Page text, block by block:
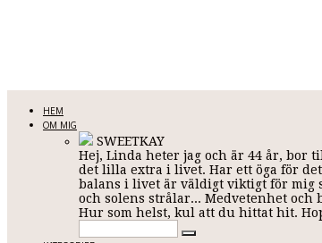
HEM
OM MIG
SWEETKAY
Hej, Linda heter jag och är 44 år, bor
det lilla extra i livet. Har ett öga för
balans i livet är väldigt viktigt för mig
och solens strålar... Medvetenhet
Hur som helst, kul att du hittat hit.
LINDA KARLSSON
Allt mellan himmel och jord